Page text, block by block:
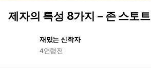
제자의 특성 8가지 – 존 스토트
재밌는 신학자
4연령전